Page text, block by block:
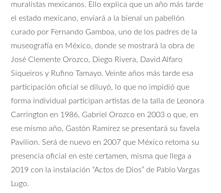
muralistas mexicanos. Ello explica que un año más tarde
el estado mexicano, enviará a la bienal un pabellón
curado por Fernando Gamboa, uno de los padres de la
museografía en México, donde se mostrará la obra de
José Clemente Orozco, Diego Rivera, David Alfaro
Siqueiros y Rufino Tamayo. Veinte años más tarde esa
participación oficial se diluyó, lo que no impidió que
forma individual participan artistas de la talla de Leonora
Carrington en 1986, Gabriel Orozco en 2003 o que, en
ese mismo año, Gastón Ramírez se presentará su favela
Pavilion. Será de nuevo en 2007 que México retoma su
presencia oficial en este certamen, misma que llega a
2019 con la instalación “Actos de Dios” de Pablo Vargas
Lugo.